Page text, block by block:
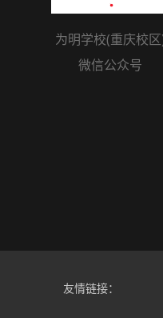
为明学校(重庆校
微信公众号
友情链接：